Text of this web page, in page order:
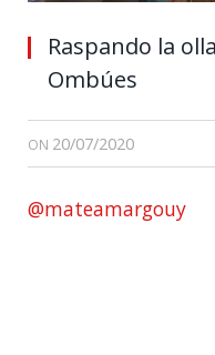
Raspando la
Ombúes
ON 20/07/2020
@mateamargouy